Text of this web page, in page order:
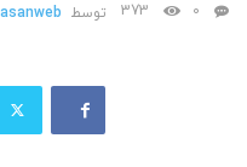
توسط asanweb 0
373